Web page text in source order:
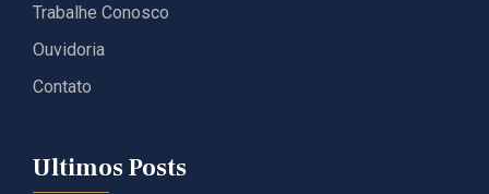
Trabalhe Conosco
Ouvidoria
Contato
Ultimos Posts